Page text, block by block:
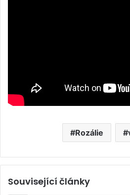
Rozálie
Související články